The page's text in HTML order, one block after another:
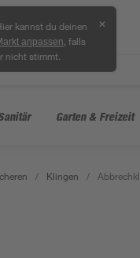
kannst du deinen
anpassen , falls
nicht stimmt.
✕
Garten & Freizeit
/ Klingen /